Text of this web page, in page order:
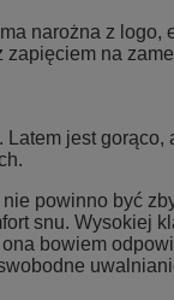
narożna z logo,
na
jest
powinno być
snu. Wysokiej
bowiem